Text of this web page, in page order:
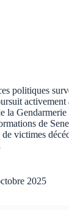
politiques
activement
la Gendarmerie
de
victimes
2025